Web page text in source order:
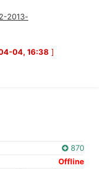
2013-
04, 16:38 ]
870
Offline